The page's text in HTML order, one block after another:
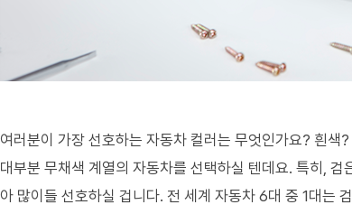
여러분이 가장 선호하는 자동차 컬러는 무엇인가요? 흰색
대부분 무채색 계열의 자동차를 선택하실 텐데요. 특히,
아 많이들 선호하실 겁니다. 전 세계 자동차 6대 중 1대는